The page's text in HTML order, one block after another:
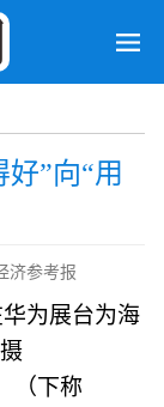
”向“用
济参考报
为展台为海
（下称